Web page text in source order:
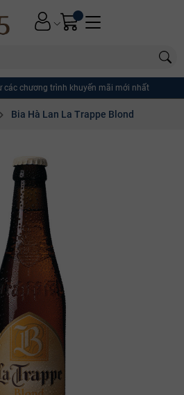
các chương trình khuyến mãi mới nhất
Bia Hà Lan La Trappe Blond